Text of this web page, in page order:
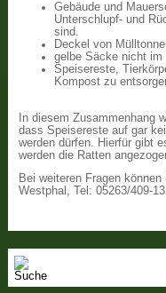
Gebäude und
Unterschlupf- und
sind.
Deckel von
gelbe Säcke nicht im
Speisereste,
In diesem Zusammenhang
dass Speisereste auf gar
werden dürfen. Hierfür gibt
werden die Ratten
Bei weiteren Fragen
Westphal, Tel: 05263/409-